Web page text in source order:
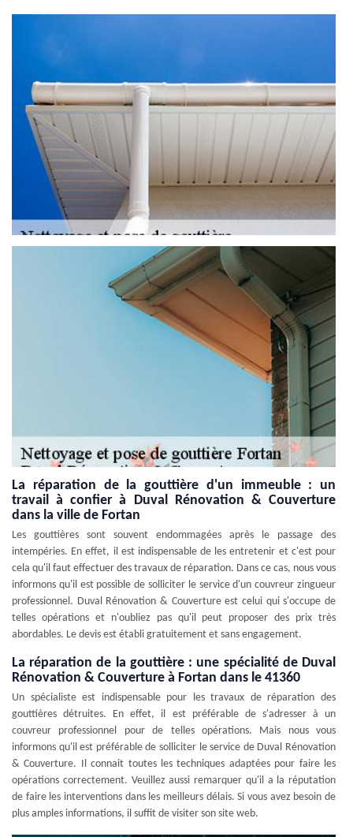
La réparation de la gouttière d'un immeuble : un
travail à confier à Duval Rénovation & Couverture
dans la ville de Fortan
Les gouttières sont souvent endommagées après le passage des
intempéries. En effet, il est indispensable de les entretenir et c'est pour
cela qu'il faut effectuer des travaux de réparation. Dans ce cas, nous vous
informons qu'il est possible de solliciter le service d'un couvreur zingueur
professionnel. Duval Rénovation & Couverture est celui qui s'occupe de
telles opérations et n'oubliez pas qu'il peut proposer des prix très
abordables. Le devis est établi gratuitement et sans engagement.
La réparation de la gouttière : une spécialité de Duval
Rénovation & Couverture à Fortan dans le 41360
Un spécialiste est indispensable pour les travaux de réparation des
gouttières détruites. En effet, il est préférable de s'adresser à un
couvreur professionnel pour de telles opérations. Mais nous vous
informons qu'il est préférable de solliciter le service de Duval Rénovation
& Couverture. Il connait toutes les techniques adaptées pour faire les
opérations correctement. Veuillez aussi remarquer qu'il a la réputation
de faire les interventions dans les meilleurs délais. Si vous avez besoin de
plus amples informations, il suffit de visiter son site web.